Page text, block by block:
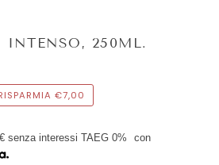
INTENSO, 250ML.
€7,00
senza interessi TAEG 0%
con